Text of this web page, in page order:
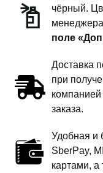
чёрный.
поле
Доставка
при
заказа.
Удобная и
SberPay,
картами,